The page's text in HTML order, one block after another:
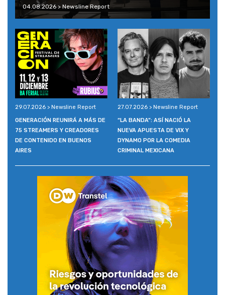
04.08.2026 > Newsline Report
29.07.2026 > Newsline Report
GENERACIÓN REUNIRÁ A MÁS DE
75 STREAMERS Y CREADORES
DE CONTENIDO EN BUENOS
AIRES
27.07.2026 > Newsline Report
“LA BANDA”: ASÍ NACIÓ LA
NUEVA APUESTA DE VIX Y
DYNAMO POR LA COMEDIA
CRIMINAL MEXICANA